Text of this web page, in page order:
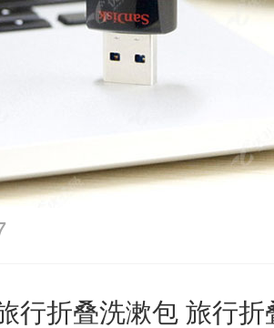
行折叠洗漱包 旅行折